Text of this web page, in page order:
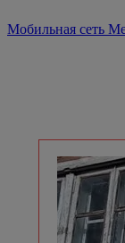
Мобильная сеть